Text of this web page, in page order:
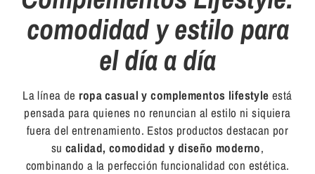
comodidad y estilo para
el día a día
La línea de ropa casual y complementos lifestyle está
pensada para quienes no renuncian al estilo ni siquiera
fuera del entrenamiento. Estos productos destacan por
su calidad, comodidad y diseño moderno,
combinando a la perfección funcionalidad con estética.